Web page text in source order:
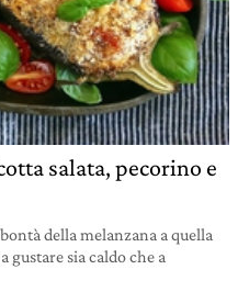
salata, pecorino e
della melanzana a quella
gustare sia caldo che a